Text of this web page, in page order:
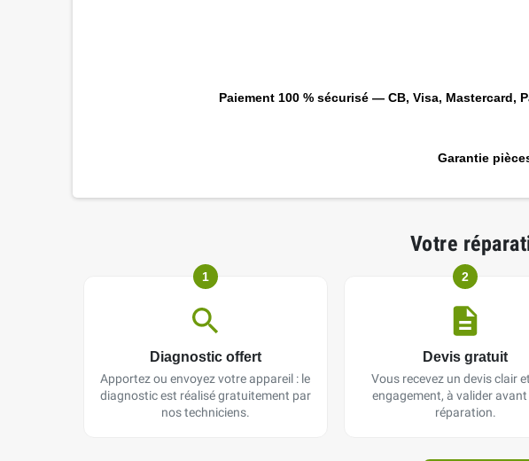
Paiement 100 % sécurisé — CB, Visa, Mastercard,
Garantie
Votre
1
Diagnostic offert
Apportez ou envoyez votre appareil : le
diagnostic est réalisé gratuitement par
nos techniciens.
2
Devis gratuit
Vous recevez un devis clair
engagement, à valider
réparation.